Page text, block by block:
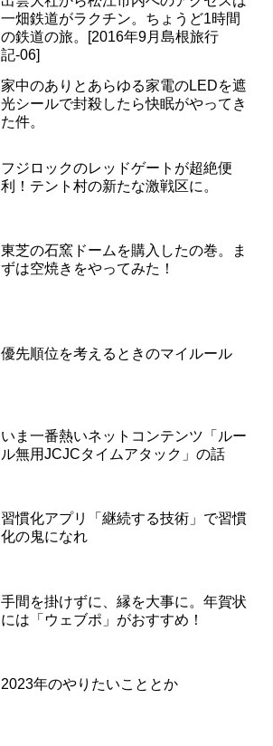
一畑鉄道がラクチン。ちょうど1時間
の鉄道の旅。[2016年9月島根旅行
記-06]
家中のありとあらゆる家電のLEDを遮
光シールで封殺したら快眠がやってき
た件。
フジロックのレッドゲートが超絶便
利！テント村の新たな激戦区に。
東芝の石窯ドームを購入したの巻。ま
ずは空焼きをやってみた！
優先順位を考えるときのマイルール
いま一番熱いネットコンテンツ「ルー
ル無用JCJCタイムアタック」の話
習慣化アプリ「継続する技術」で習慣
化の鬼になれ
手間を掛けずに、縁を大事に。年賀状
には「ウェブポ」がおすすめ！
2023年のやりたいこととか